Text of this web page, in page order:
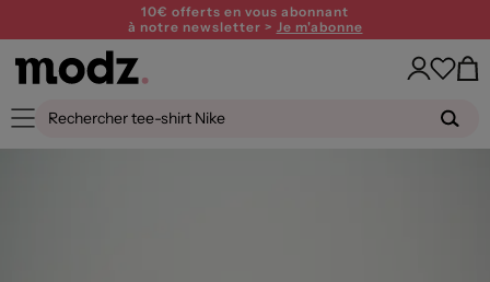
10€ offerts en vous abonnant
à notre newsletter > Je m'abonne